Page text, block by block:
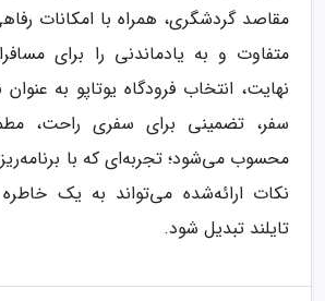
مقاصد گردشگری، همراه با امکانات
متفاوت و به یادماندنی را برای
نهایت، انتخاب فرودگاه یوتاپو به عنوان
سفر، تضمینی برای سفری راحت،
محسوب می‌شود؛ تجربه‌ای که با
نکات ارائه‌شده می‌تواند به یک
تایلند تبدیل شود.